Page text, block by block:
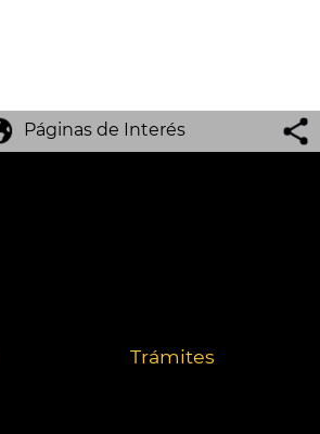
Páginas de Interés
Trámites